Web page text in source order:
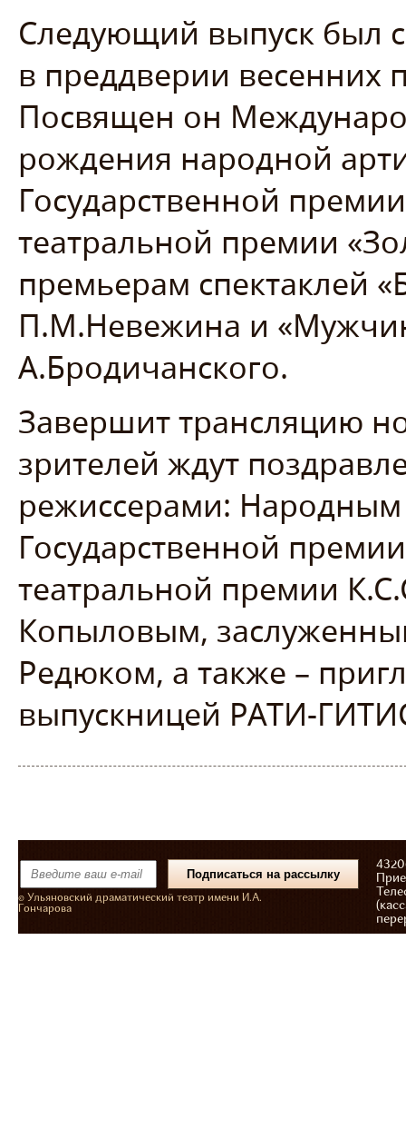
Следующий выпуск был
в преддверии весенних
Посвящен он
рождения народной
Государственной
театральной премии
премьерам спектаклей
П.М.Невежина и
А.Бродичанского.
Завершит трансляцию
зрителей ждут
режиссерами: Народным
Государственной
театральной премии
Копыловым,
Редюком, а также –
выпускницей РАТИ-
© Ульяновский драматический театр имени И.А.
Гончарова